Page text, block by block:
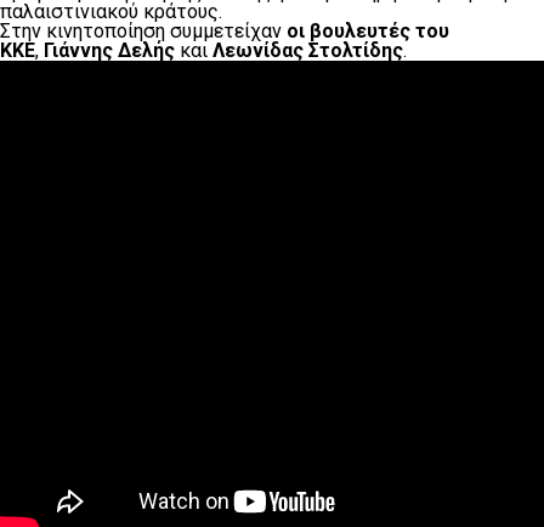
παλαιστινιακού κράτους.
Στην κινητοποίηση συμμετείχαν οι βουλευτές του
ΚΚΕ, Γιάννης Δελής και Λεωνίδας Στολτίδης.